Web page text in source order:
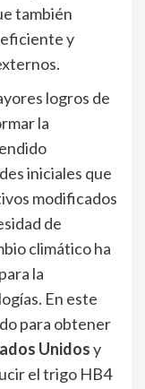
también
y
logros de
la
iniciales que
modificados
de
climático ha
la
En este
para obtener
Unidosy
el trigo HB4